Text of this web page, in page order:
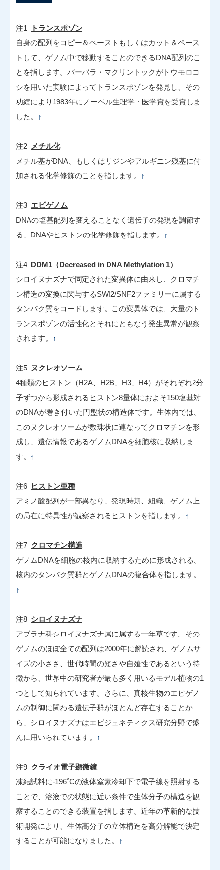
注1
トランスポゾン
自身の配列をコピー＆ペーストもしくはカット＆ペース
トして、ゲノム中で移動することのできるDNA配列のこ
とを指します。バーバラ・マクリントックがトウモロコ
シを用いた実験によってトランスポゾンを発見し、その
功績により1983年にノーベル生理学・医学賞を受賞しま
した。
↑
注2
メチル化
メチル基がDNA、もしくはリジンやアルギニン残基に付
加される化学修飾のことを指します。
↑
注3 エピゲノム
DNAの塩基配列を変えることなく遺伝子の発現を調節す
る、DNAやヒストンの化学修飾を指します。
↑
注4 DDM1（Decreased in DNA Methylation 1）
シロイヌナズナで同定された変異体に由来し、クロマチ
ン構造の変換に関与するSWI2/SNF2ファミリーに属する
タンパク質をコードします。この変異体では、大量のト
ランスポゾンの活性化とそれにともなう発生異常が観察
されます。
↑
注5
ヌクレオソーム
4種類のヒストン（H2A、H2B、H3、H4）がそれぞれ2分
子ずつから形成されるヒストン8量体におよそ150塩基対
のDNAが巻き付いた円盤状の構造体です。生体内では、
このヌクレオソームが数珠状に連なってクロマチンを形
成し、遺伝情報であるゲノムDNAを細胞核に収納しま
す。
↑
注6
ヒストン亜種
アミノ酸配列が一部異なり、発現時期、組織、ゲノム上
の局在に特異性が観察されるヒストンを指します。
↑
注7 クロマチン構造
ゲノムDNAを細胞の核内に収納するために形成される、
核内のタンパク質群とゲノムDNAの複合体を指します。
↑
注8 シロイヌナズナ
アブラナ科シロイヌナズナ属に属する一年草です。その
ゲノムのほぼ全ての配列は2000年に解読され、ゲノムサ
イズの小ささ、世代時間の短さや自殖性であるという特
徴から、世界中の研究者が最も多く用いるモデル植物の1
つとして知られています。さらに、真核生物のエピゲノ
ムの制御に関わる遺伝子群がほとんど存在することか
ら、シロイヌナズナはエピジェネティクス研究分野で盛
んに用いられています。
↑
注9 クライオ電子顕微鏡
凍結試料に-196˚Cの液体窒素冷却下で電子線を照射する
ことで、溶液での状態に近い条件で生体分子の構造を観
察することのできる装置を指します。近年の革新的な技
術開発により、生体高分子の立体構造を高分解能で決定
することが可能になりました。
↑